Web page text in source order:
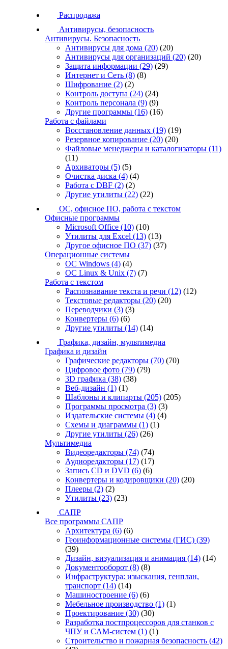
Распродажа
Антивирусы, безопасность
Антивирусы. Безопасность
Антивирусы для дома (20) (20)
Антивирусы для организаций (20) (20)
Защита информации (29) (29)
Интернет и Сеть (8) (8)
Шифрование (2) (2)
Контроль доступа (24) (24)
Контроль персонала (9) (9)
Другие программы (16) (16)
Работа с файлами
Восстановление данных (19) (19)
Резервное копирование (20) (20)
Файловые менеджеры и каталогизаторы (11)
(11)
Архиваторы (5) (5)
Очистка диска (4) (4)
Работа с DBF (2) (2)
Другие утилиты (22) (22)
ОС, офисное ПО, работа с текстом
Офисные программы
Microsoft Office (10) (10)
Утилиты для Excel (13) (13)
Другое офисное ПО (37) (37)
Операционные системы
ОС Windows (4) (4)
ОС Linux & Unix (7) (7)
Работа с текстом
Распознавание текста и речи (12) (12)
Текстовые редакторы (20) (20)
Переводчики (3) (3)
Конвертеры (6) (6)
Другие утилиты (14) (14)
Графика, дизайн, мультимедиа
Графика и дизайн
Графические редакторы (70) (70)
Цифровое фото (79) (79)
3D графика (38) (38)
Веб-дизайн (1) (1)
Шаблоны и клипарты (205) (205)
Программы просмотра (3) (3)
Издательские системы (4) (4)
Схемы и диаграммы (1) (1)
Другие утилиты (26) (26)
Мультимедиа
Видеоредакторы (74) (74)
Аудиоредакторы (17) (17)
Запись CD и DVD (6) (6)
Конвертеры и кодировщики (20) (20)
Плееры (2) (2)
Утилиты (23) (23)
САПР
Все программы САПР
Архитектура (6) (6)
Геоинформационные системы (ГИС) (39)
(39)
Дизайн, визуализация и анимация (14) (14)
Документооборот (8) (8)
Инфраструктура: изыскания, генплан,
транспорт (14) (14)
Машиностроение (6) (6)
Мебельное производство (1) (1)
Проектирование (30) (30)
Разработка постпроцессоров для станков с
ЧПУ и CAM-систем (1) (1)
Строительство и пожарная безопасность (42)